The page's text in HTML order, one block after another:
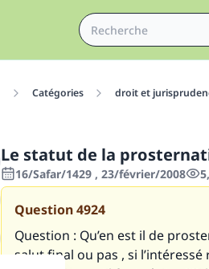
Catégories droit et
Le statut de la
16/Safar/1429 , 23/février/2008
Question4924
Question : Qu’en est il de
salut final ou pas , si